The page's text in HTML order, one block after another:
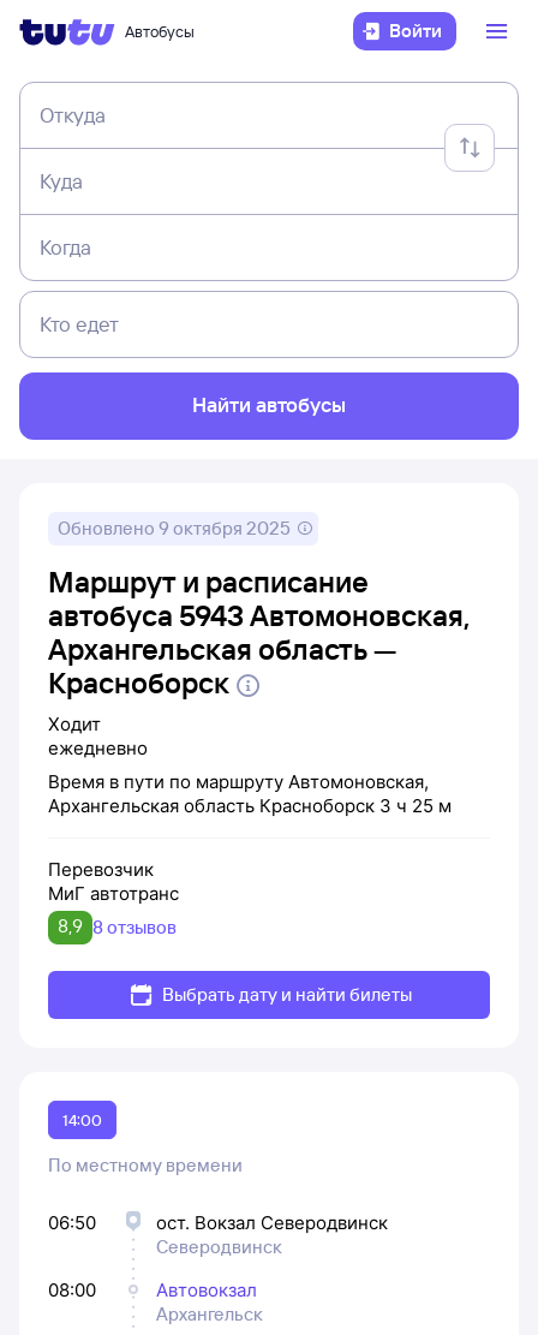
Автобусы Войти
Откуда
Куда
Когда
Кто едет
Найти автобусы
Обновлено 9 октября 2025
Маршрут и расписание
автобуса 5943 Автомоновская,
Архангельская область —
Красноборск
Ходит
ежедневно
Время в пути по маршруту Автомоновская,
Архангельская область Красноборск 3 ч 25 м
Перевозчик
МиГ автотранс
8,9 8 отзывов
Выбрать дату и найти билеты
14:00
По местному времени
06:50
ост. Вокзал Северодвинск
Северодвинск
08:00
Автовокзал
Архангельск